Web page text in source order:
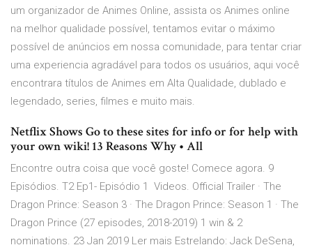
um organizador de Animes Online, assista os Animes online
na melhor qualidade possível, tentamos evitar o máximo
possível de anúncios em nossa comunidade, para tentar criar
uma experiencia agradável para todos os usuários, aqui você
encontrara títulos de Animes em Alta Qualidade, dublado e
legendado, series, filmes e muito mais.
Netflix Shows Go to these sites for info or for help with
your own wiki! 13 Reasons Why • All
Encontre outra coisa que você goste! Comece agora. 9
Episódios. T2 Ep1- Episódio 1 Videos. Official Trailer · The
Dragon Prince: Season 3 · The Dragon Prince: Season 1 · The
Dragon Prince (27 episodes, 2018-2019) 1 win & 2
nominations. 23 Jan 2019 Ler mais Estrelando: Jack DeSena,